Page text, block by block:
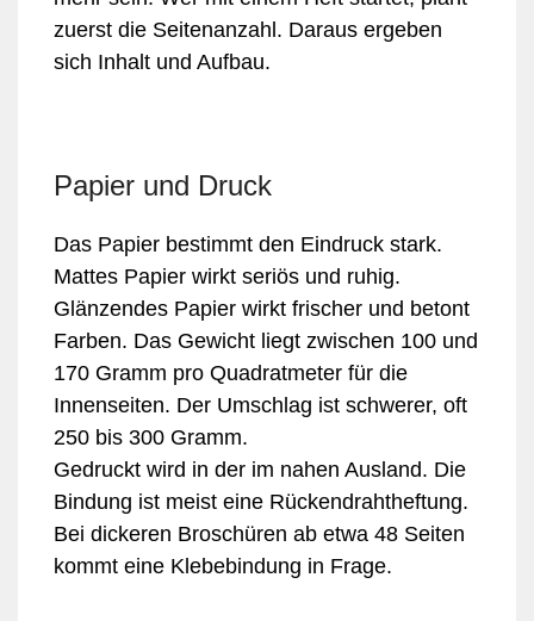
zuerst die Seitenanzahl. Daraus ergeben
sich Inhalt und Aufbau.
Papier und Druck
Das Papier bestimmt den Eindruck stark.
Mattes Papier wirkt seriös und ruhig.
Glänzendes Papier wirkt frischer und betont
Farben. Das Gewicht liegt zwischen 100 und
170 Gramm pro Quadratmeter für die
Innenseiten. Der Umschlag ist schwerer, oft
250 bis 300 Gramm.
Gedruckt wird in der im nahen Ausland. Die
Bindung ist meist eine Rückendrahtheftung.
Bei dickeren Broschüren ab etwa 48 Seiten
kommt eine Klebebindung in Frage.